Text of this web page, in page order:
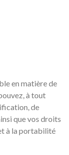
en matière de
à tout
de
que vos droits
à la portabilité